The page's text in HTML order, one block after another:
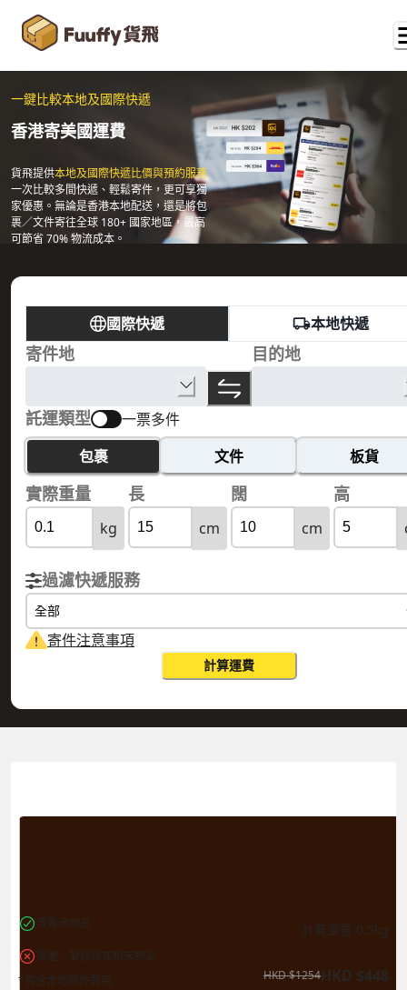
一鍵比較本地及國際快遞
香港寄美國運費
貨飛提供本地及國際快遞比價與預約服務
一次比較多間快遞、輕鬆寄件，更可享獨
家優惠。無論是香港本地配送，還是將包
裹／文件寄往全球 180+ 國家地區，最高
可節省 70% 物流成本。
國際快遞 本地快遞
寄件地 目的地
託運類型 一票多件
包裹 文件 板貨
實際重量 長 闊 高
kg cm cm
過濾快遞服務
全部
寄件注意事項
計算運費
帶電池物品
液體、凝膠狀或粉末物品
*包含本地取件費用
計費重量 0.5kg
HKD$1254HKD $448